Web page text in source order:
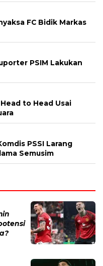
FC Bidik Markas
PSIM Lakukan
to Head Usai
PSSI Larang
Semusim